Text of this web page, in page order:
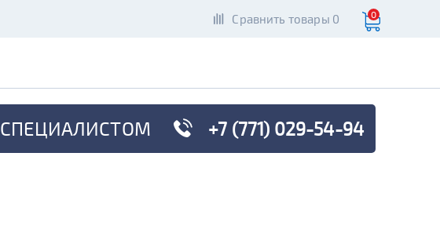
Сравнить товары 0 0
СПЕЦИАЛИСТОМ +7 (771) 029-54-94